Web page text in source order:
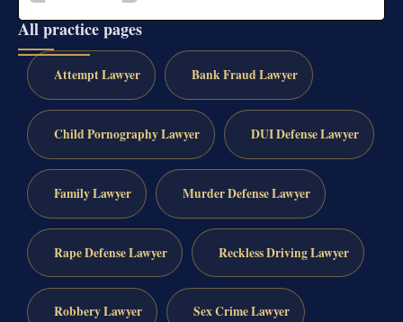
All practice pages
Attempt Lawyer Bank Fraud Lawyer
Child Pornography Lawyer DUI Defense Lawyer
Family Lawyer Murder Defense Lawyer
Rape Defense Lawyer Reckless Driving Lawyer
Robbery Lawyer Sex Crime Lawyer